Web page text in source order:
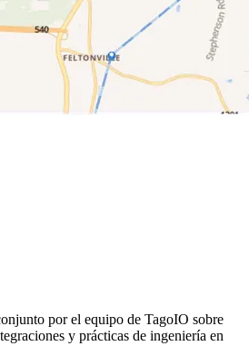
por el equipo de TagoIO sobre
y prácticas de ingeniería en